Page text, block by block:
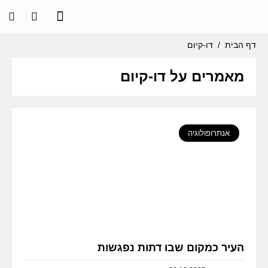
דף הבית / דו-קיום
מאמרים על דו-קיום
אנתרופולוגיה
העיר כמקום שבו דתות נפגשות